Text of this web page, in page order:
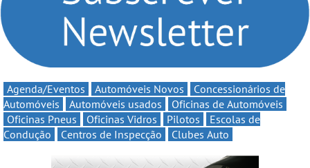
Agenda/Eventos Automóveis Novos
Concessionários de
Automóveis
Automóveis usados
Oficinas de Automóveis
Oficinas Pneus
Oficinas Vidros Pilotos
Escolas de
Condução
Centros de Inspecção Clubes Auto